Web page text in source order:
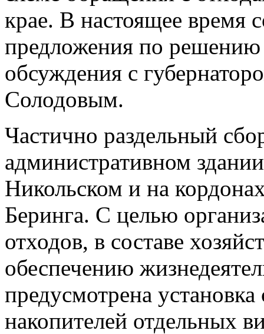
крае. В настоящее время
предложения по
обсуждения с
Солодовым.
Частично раздельный
административном
Никольском и на
Беринга. С целью
отходов, в составе
обеспечению
предусмотрена
накопителей отдельных